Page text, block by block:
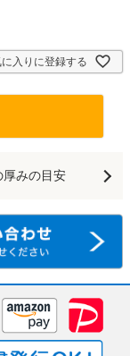
に入りに登録する
厚みの目安